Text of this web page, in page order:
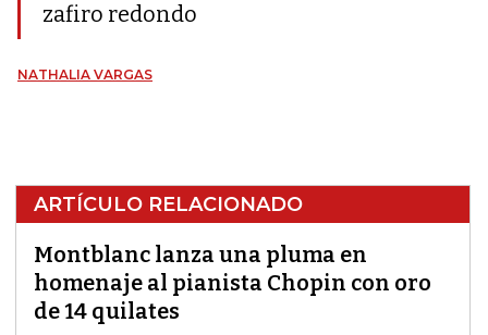
zafiro redondo
NATHALIA VARGAS
ARTÍCULO RELACIONADO
Montblanc lanza una pluma en
homenaje al pianista Chopin con oro
de 14 quilates